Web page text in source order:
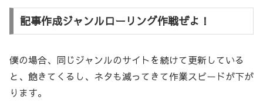
記事作成ジャンルローリング作戦ぜよ！
僕の場合、同じジャンルのサイトを続けて更新している
と、飽きてくるし、ネタも減ってきて作業スピードが下が
ります。